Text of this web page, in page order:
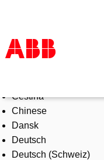
Products & Solutions
Industries
Services
About us
Where to buy
Čeština
Chinese
Dansk
Deutsch
Deutsch (Schweiz)